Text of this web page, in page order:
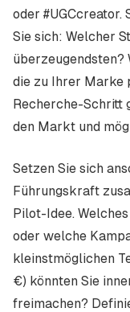
oder #UGCcreator.
Sie sich: Welcher
überzeugendsten?
die zu Ihrer Marke
Recherche-Schritt
den Markt und
Setzen Sie sich
Führungskraft
Pilot-Idee.
oder welche
kleinstmöglichen
€) könnten Sie
freimachen?